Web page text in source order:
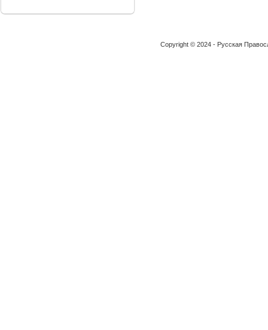
Copyright © 2024 - Русская